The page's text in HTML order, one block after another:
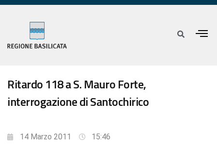
Ritardo 118 a S. Mauro Forte,
interrogazione di Santochirico
14 Marzo 2011 15:46